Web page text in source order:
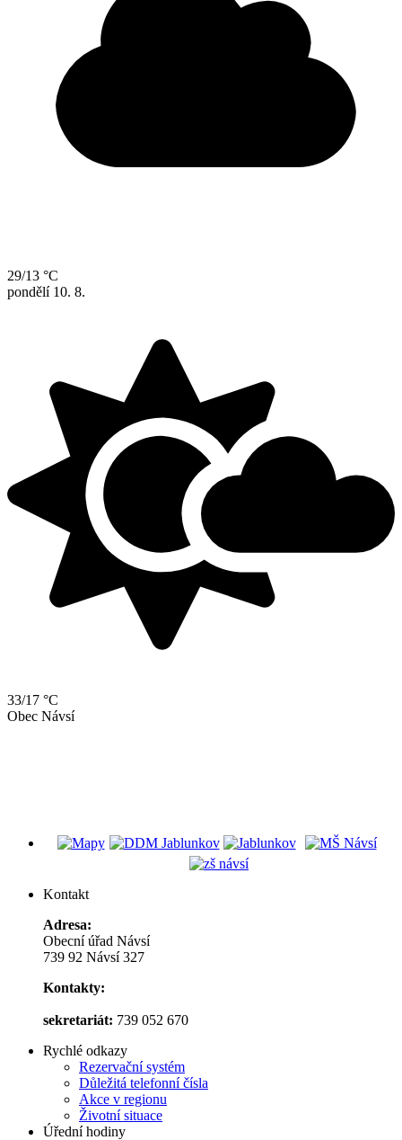
29/13 °C
pondělí 10. 8.
33/17 °C
Obec Návsí
Kontakt
Adresa:
Obecní úřad Návsí
739 92 Návsí 327
Kontakty:
sekretariát: 739 052 670
Rychlé odkazy
Rezervační systém
Důležitá telefonní čísla
Akce v regionu
Životní situace
Úřední hodiny